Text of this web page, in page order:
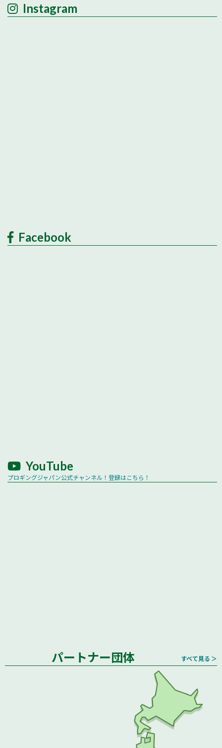
Instagram
Facebook
YouTube
プロギングジャパン公式チャンネル！登録はこちら！
すべて見る ＞
パートナー団体